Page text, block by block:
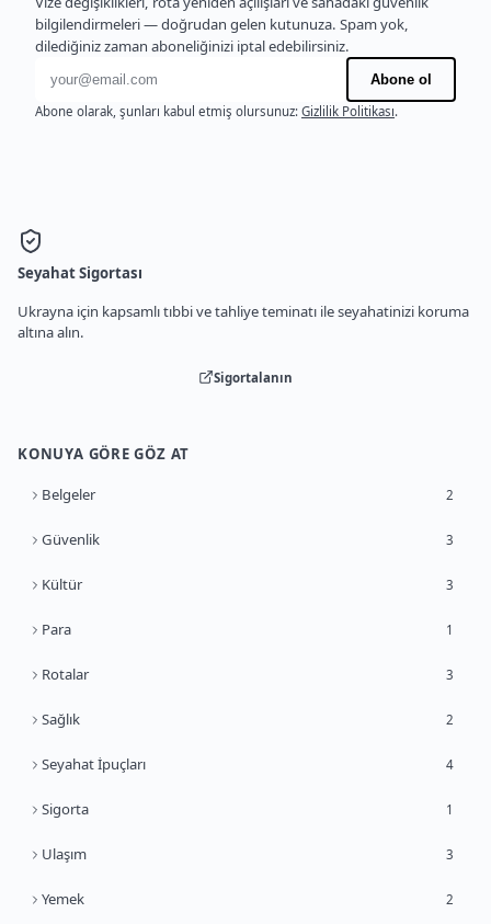
bilgilendirmeleri — doğrudan gelen kutunuza. Spam yok,
dilediğiniz zaman aboneliğinizi iptal edebilirsiniz.
E-posta adresi
Abone ol
Abone olarak, şunları kabul etmiş olursunuz: Gizlilik Politikası.
Seyahat Sigortası
Ukrayna için kapsamlı tıbbi ve tahliye teminatı ile seyahatinizi koruma
altına alın.
Sigortalanın
KONUYA GÖRE GÖZ AT
Belgeler 2
Güvenlik 3
Kültür 3
Para 1
Rotalar 3
Sağlık 2
Seyahat İpuçları 4
Sigorta 1
Ulaşım 3
Yemek 2